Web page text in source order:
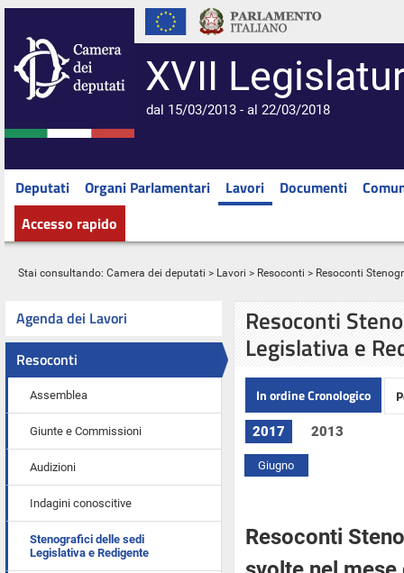
XVII
dal 15/03/2013 - al 22/03/2018
Deputati Organi Parlamentari Lavori Documenti
Accesso rapido
Stai consultando: Camera dei deputati > Lavori > Resoconti > Resoconti
Agenda dei Lavori
Resoconti
Assemblea
Giunte e Commissioni
Audizioni
Indagini conoscitive
Stenografici delle sedi
Legislativa e Redigente
Resoconti
Legislativa e
In ordine Cronologico
2017
Giugno
2013
Resoconti